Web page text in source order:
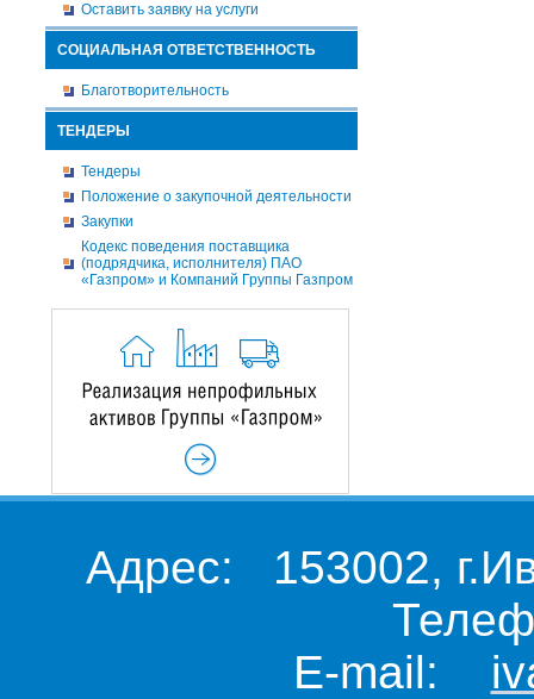
Оставить заявку на услуги
СОЦИАЛЬНАЯ ОТВЕТСТВЕННОСТЬ
Благотворительность
ТЕНДЕРЫ
Тендеры
Положение о закупочной деятельности
Закупки
Кодекс поведения поставщика
(подрядчика, исполнителя) ПАО
«Газпром» и Компаний Группы Газпром
Адрес: 153002,
E-mail: